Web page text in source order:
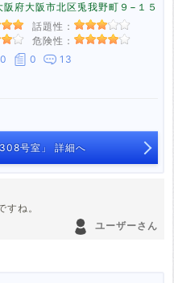
府大阪市北区兎我野町９−１５
話題性：
危険性：
0 0 13
号室」 詳細へ
ね。
ユーザーさん